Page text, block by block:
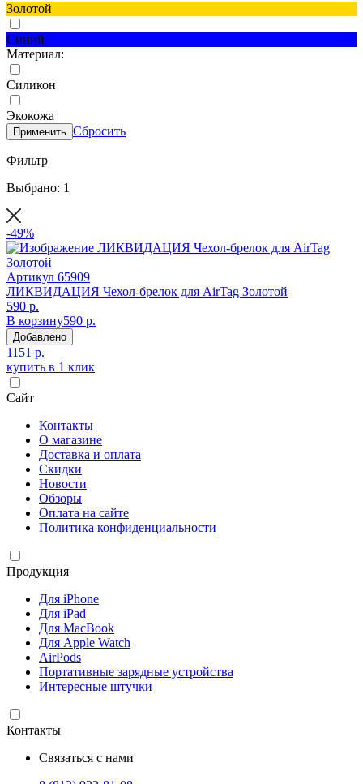
Золотой
Синий
Материал:
Силикон
Экокожа
Применить Сбросить
Фильтр
Выбрано: 1
-49%
Артикул 65909
ЛИКВИДАЦИЯ Чехол-брелок для AirTag Золотой
590 р.
В корзину590 р.
Добавлено
1151 р.
купить в 1 клик
Сайт
Контакты
О магазине
Доставка и оплата
Скидки
Новости
Обзоры
Оплата на сайте
Политика конфиденциальности
Продукция
Для iPhone
Для iPad
Для MacBook
Для Apple Watch
AirPods
Портативные зарядные устройства
Интересные штучки
Контакты
Связаться с нами